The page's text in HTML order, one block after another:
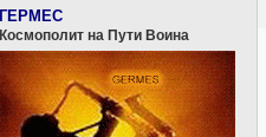
ГЕРМЕС
Космополит на Пути Воина